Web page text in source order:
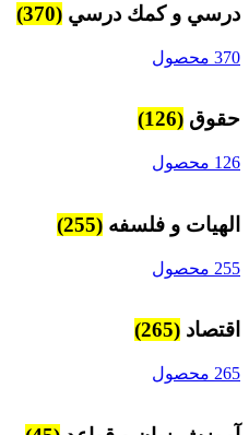
درسي و كمك درسي (370)
370 محصول
حقوق (126)
126 محصول
الهیات و فلسفه (255)
255 محصول
اقتصاد (265)
265 محصول